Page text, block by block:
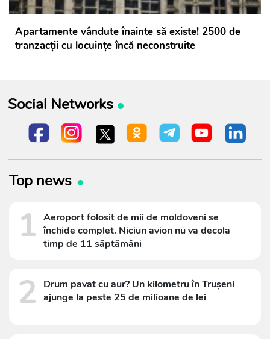
Apartamente vândute înainte să existe! 2500 de
tranzacții cu locuințe încă neconstruite
Social Networks
Top news
1 Aeroport folosit de mii de moldoveni se
închide complet. Niciun avion nu va decola
timp de 11 săptămâni
2
Drum pavat cu aur? Un kilometru în Trușeni
ajunge la peste 25 de milioane de lei